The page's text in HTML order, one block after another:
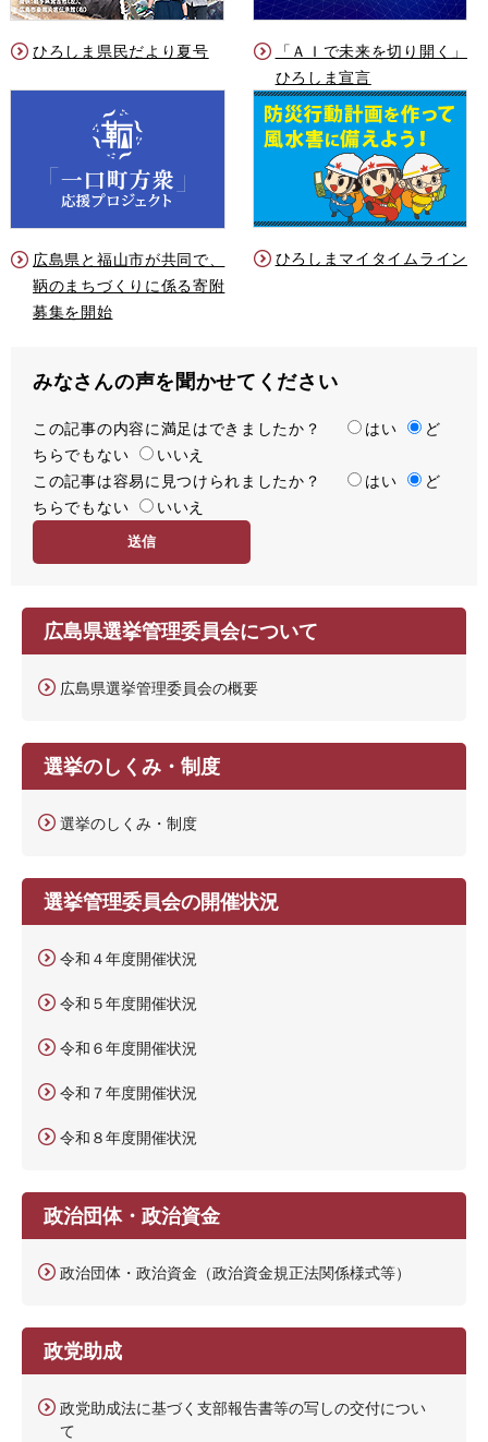
ひろしま県民だより夏号
「ＡＩで未来を切り開く」
ひろしま宣言
広島県と福山市が共同で、
鞆のまちづくりに係る寄附
募集を開始
ひろしまマイタイムライン
みなさんの声を聞かせてください
満
足
度
この記事の内容に満足はできましたか？ はい
ど
ちらでもない
いいえ
容
易
この記事は容易に見つけられましたか？ はい
ど
ちらでもない
いいえ
広島県選挙管理委員会について
広島県選挙管理委員会の概要
選挙のしくみ・制度
選挙のしくみ・制度
選挙管理委員会の開催状況
令和４年度開催状況
令和５年度開催状況
令和６年度開催状況
令和７年度開催状況
令和８年度開催状況
政治団体・政治資金
政治団体・政治資金（政治資金規正法関係様式等）
政党助成
政党助成法に基づく支部報告書等の写しの交付につい
て